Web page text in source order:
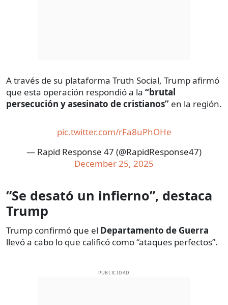
A través de su plataforma Truth Social, Trump afirmó
que esta operación respondió a la “brutal
persecución y asesinato de cristianos” en la región.
pic.twitter.com/rFa8uPhOHe
— Rapid Response 47 (@RapidResponse47)
December 25, 2025
“Se desató un infierno”, destaca
Trump
Trump confirmó que el Departamento de Guerra
llevó a cabo lo que calificó como “ataques perfectos”.
PUBLICIDAD